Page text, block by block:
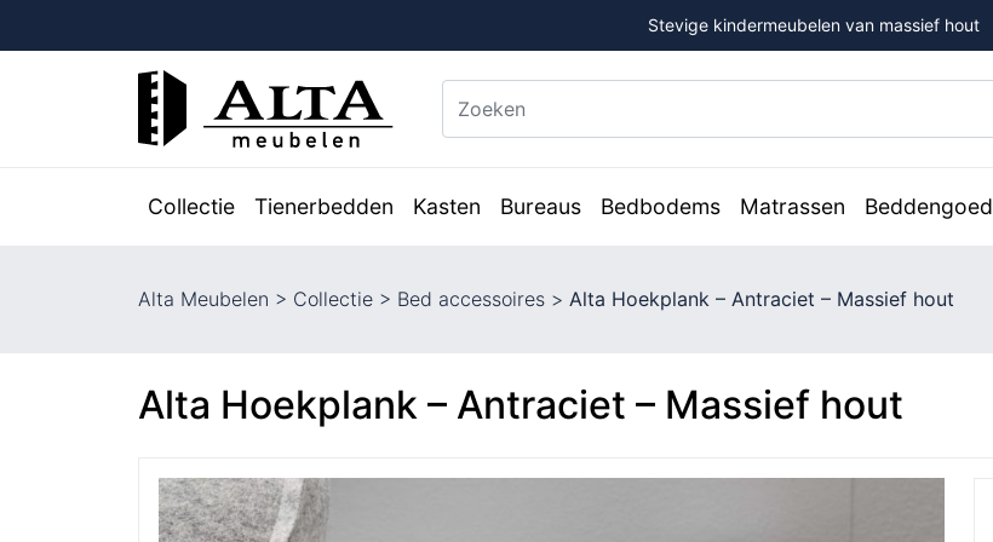
Stevige kindermeubelen van massief hout
Collectie Tienerbedden Kasten Bureaus Bedbodems Matrassen Beddengoed
Alta Meubelen > Collectie > Bed accessoires > Alta Hoekplank – Antraciet – Massief hout
Alta Hoekplank – Antraciet – Massief hout